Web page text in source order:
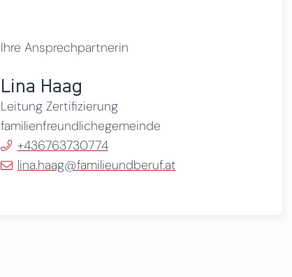
Ihre Ansprechpartnerin
Lina Haag
Leitung Zertifizierung
familienfreundlichegemeinde
+436763730774
lina.haag@familieundberuf.at